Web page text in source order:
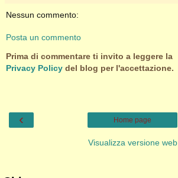
Nessun commento:
Posta un commento
Prima di commentare ti invito a leggere la
Privacy Policy del blog per l'accettazione.
‹ Home page
Visualizza versione web